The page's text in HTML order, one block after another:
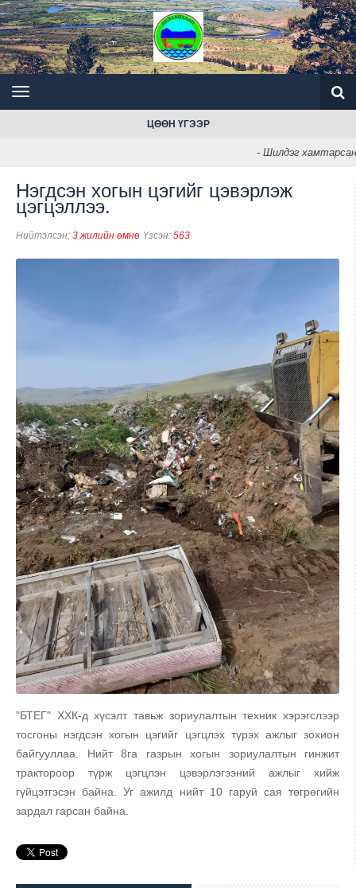
ЦӨӨН ҮГЭЭР
- Шилдэг хамтарсан
Нэгдсэн хогын цэгийг цэвэрлэж
цэгцэллээ.
Нийтэлсэн: 3 жилийн өмнө Үзсэн: 563
"БТЕГ" ХХК-д хүсэлт тавьж зориулалтын техник хэрэгслээр
тосгоны нэгдсэн хогын цэгийг цэгцлэх түрэх ажлыг зохион
байгууллаа. Нийт 8га газрын хогын зориулалтын гинжит
трактороор түрж цэгцлэн цэвэрлэгээний ажлыг хийж
гүйцэтгэсэн байна. Уг ажилд нийт 10 гаруй сая төгрөгийн
зардал гарсан байна.